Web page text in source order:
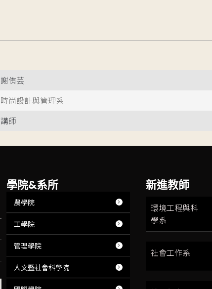
謝侑芸
時尚設計與管理系
講師
學院&系所
農學院
工學院
管理學院
人文暨社會科學院
新進教師
環境工程與科
學系
社會工作系